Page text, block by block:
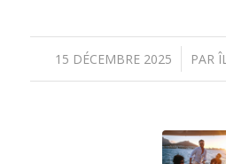
15 DÉCEMBRE 2025
/ PAR